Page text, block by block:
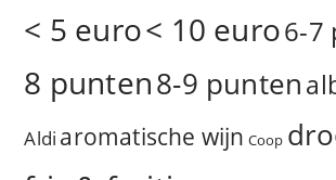
< 5 euro< 10 euro6-7
8 punten8-9 punten
Aldi aromatische wijn Coop